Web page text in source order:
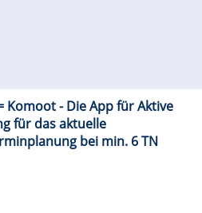
Komoot - Die App für Aktive
für das aktuelle
bei min. 6 TN